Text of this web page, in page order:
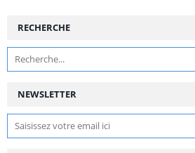
NEWSLETTER
RECHERCHE